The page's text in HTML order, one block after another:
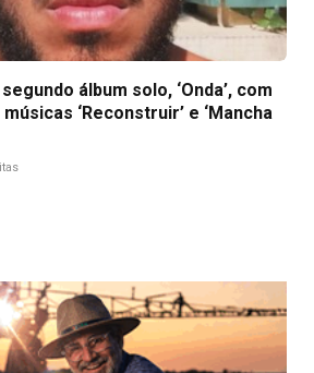
álbum solo, ‘Onda’, com
‘Reconstruir’ e ‘Mancha